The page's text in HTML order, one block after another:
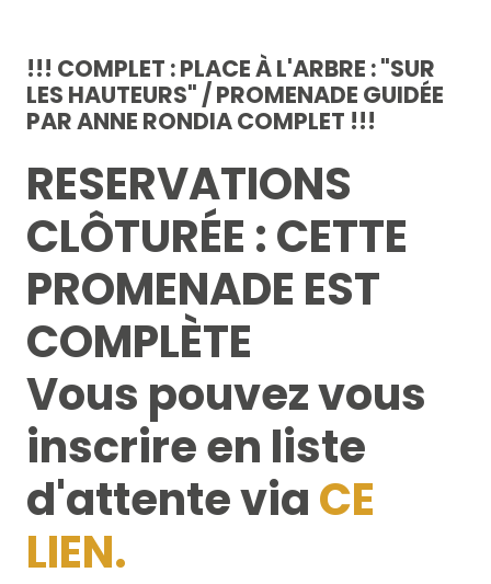
!!! COMPLET : PLACE À L'ARBRE : "SUR
LES HAUTEURS" / PROMENADE GUIDÉE
PAR ANNE RONDIA COMPLET !!!
RESERVATIONS
CLÔTURÉE : CETTE
PROMENADE EST
COMPLÈTE
Vous pouvez vous
inscrire en liste
d'attente viaCE
LIEN.